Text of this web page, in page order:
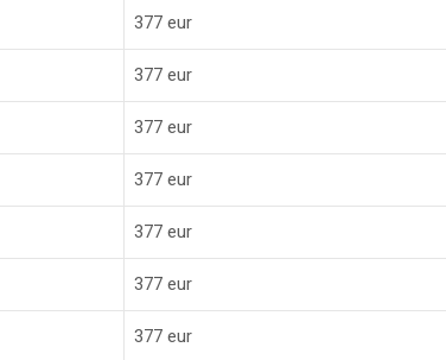
377 eur
377 eur
377 eur
377 eur
377 eur
377 eur
377 eur